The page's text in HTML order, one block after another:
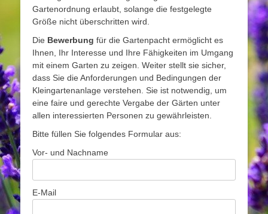
Gartenordnung erlaubt, solange die festgelegte
Größe nicht überschritten wird.
Die Bewerbung für die Gartenpacht ermöglicht es
Ihnen, Ihr Interesse und Ihre Fähigkeiten im Umgang
mit einem Garten zu zeigen. Weiter stellt sie sicher,
dass Sie die Anforderungen und Bedingungen der
Kleingartenanlage verstehen. Sie ist notwendig, um
eine faire und gerechte Vergabe der Gärten unter
allen interessierten Personen zu gewährleisten.
Bitte füllen Sie folgendes Formular aus:
Vor- und Nachname
E-Mail